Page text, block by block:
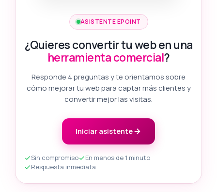
ASISTENTE EPOINT
¿Quieres convertir tu web en una
herramienta comercial?
Responde 4 preguntas y te orientamos sobre
cómo mejorar tu web para captar más clientes y
convertir mejor las visitas.
Iniciar asistente
Sin compromiso
En menos de 1 minuto
Respuesta inmediata